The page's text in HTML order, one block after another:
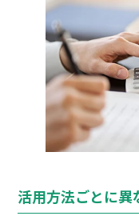
活用方法ごとに異